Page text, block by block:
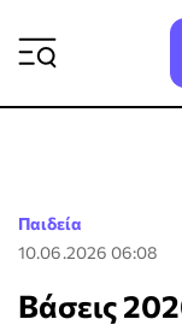
Παιδεία
10.06.2026 06:08
Βάσεις